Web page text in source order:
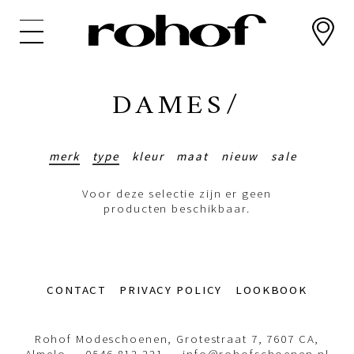
DAMES/
merk type kleur maat nieuw sale
Voor deze selectie zijn er geen
producten beschikbaar.
Footer-CONTACT PRIVACY POLICY LOOKBOOK
Rohof Modeschoenen, Grotestraat 7, 7607 CA,